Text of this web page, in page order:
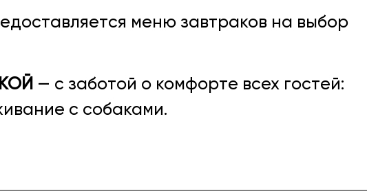
меню завтраков на выбор
— с заботой о комфорте всех гостей:
с собаками.